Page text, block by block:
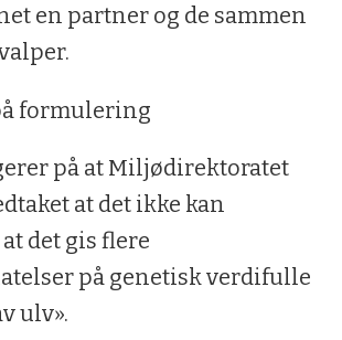
en partner og de sammen
formulering
på at Miljødirektoratet
at det ikke kan
det gis flere
på genetisk verdifulle
ulv».